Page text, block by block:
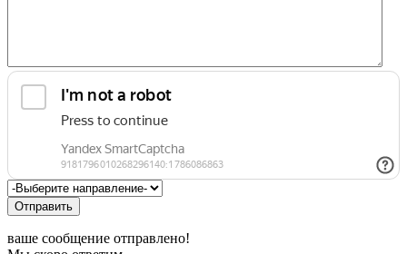
Отправить
ваше сообщение отправлено!